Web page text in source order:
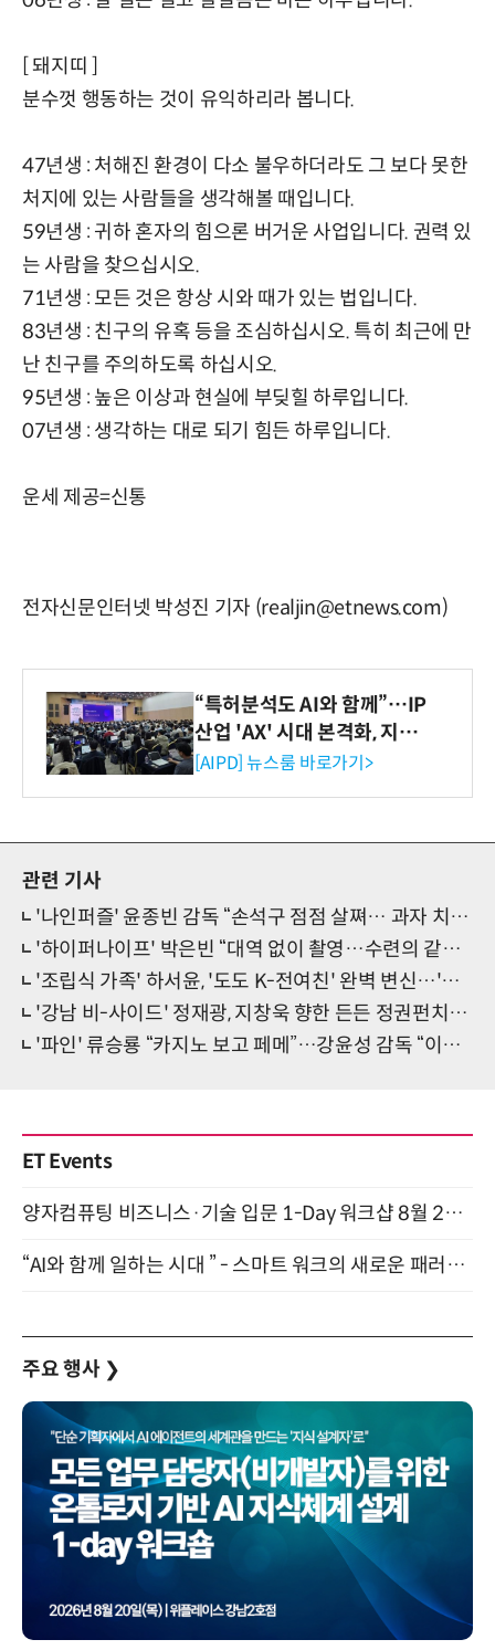
[ 돼지띠 ]
분수껏 행동하는 것이 유익하리라 봅니다.
47년생 : 처해진 환경이 다소 불우하더라도 그 보다 못한
처지에 있는 사람들을 생각해볼 때입니다.
59년생 : 귀하 혼자의 힘으론 버거운 사업입니다. 권력 있
는 사람을 찾으십시오.
71년생 : 모든 것은 항상 시와 때가 있는 법입니다.
83년생 : 친구의 유혹 등을 조심하십시오. 특히 최근에 만
난 친구를 주의하도록 하십시오.
95년생 : 높은 이상과 현실에 부딪힐 하루입니다.
07년생 : 생각하는 대로 되기 힘든 하루입니다.
운세 제공=신통
전자신문인터넷 박성진 기자 (realjin@etnews.com)
“특허분석도 AI와 함께”…IP
산업 'AX' 시대 본격화, 지식
재산처 1호 AI IP데이터분석
[AIPD] 뉴스룸 바로가기>
관련 기사
'나인퍼즐' 윤종빈 감독 “손석구 점점 살쪄… 과자 치웠다”
'하이퍼나이프' 박은빈 “대역 없이 촬영…수련의 같다고”
'조립식 가족' 하서윤, '도도 K-전여친' 완벽 변신…'며느리·아이돌' 이어 팔색조 각인
'강남 비-사이드' 정재광, 지창욱 향한 든든 정권펀치…신스틸러 열연
'파인' 류승룡 “카지노 보고 페메”…강윤성 감독 “이건 운명?”
ET Events
양자컴퓨팅 비즈니스·기술 입문 1-Day 워크샵 8월 28일 개최
“AI와 함께 일하는 시대 ” - 스마트 워크의 새로운 패러다임 (9/11)
주요 행사 ❯